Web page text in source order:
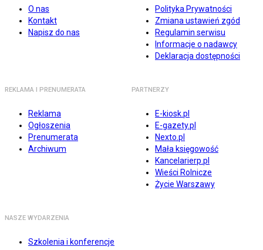
O nas
Kontakt
Napisz do nas
Polityka Prywatności
Zmiana ustawień zgód
Regulamin serwisu
Informacje o nadawcy
Deklaracja dostępności
REKLAMA I PRENUMERATA
Reklama
Ogłoszenia
Prenumerata
Archiwum
PARTNERZY
E-kiosk.pl
E-gazety.pl
Nexto.pl
Mała księgowość
Kancelarierp.pl
Wieści Rolnicze
Życie Warszawy
NASZE WYDARZENIA
Szkolenia i konferencje